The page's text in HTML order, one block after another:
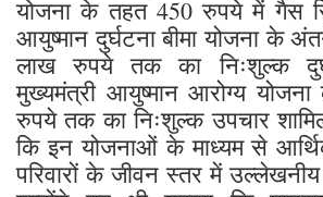
योजना के तहत 450 रुपये में गैस
आयुष्मान दुर्घटना बीमा योजना के
लाख रुपये तक का निःशुल्क
मुख्यमंत्री आयुष्मान आरोग्य
रुपये तक का निःशुल्क उपचार
कि इन योजनाओं के माध्यम से
परिवारों के जीवन स्तर में उल्लेखनीय